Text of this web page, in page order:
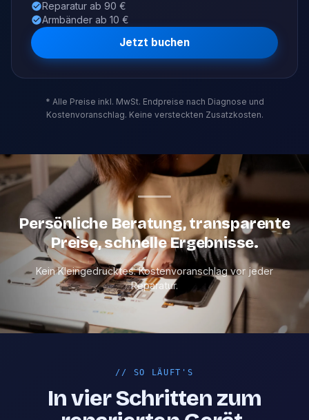
Reparatur ab 90 €
Armbänder ab 10 €
Jetzt buchen
* Alle Preise inkl. MwSt. Endpreise nach Diagnose und
Kostenvoranschlag. Keine versteckten Zusatzkosten.
Persönliche Beratung, transparente
Preise, schnelle Ergebnisse.
Kein Kleingedrucktes. Kostenvoranschlag vor jeder
Reparatur.
// SO LÄUFT'S
In vier Schritten zum